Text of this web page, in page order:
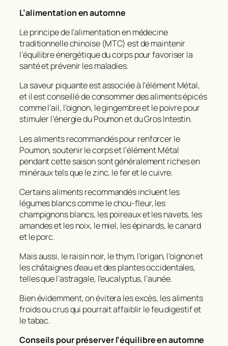
L’alimentation en automne
Le principe de l’alimentation en médecine
traditionnelle chinoise (MTC) est de maintenir
l’équilibre énergétique du corps pour favoriser la
santé et prévenir les maladies.
La saveur piquante est associée à l’élément Métal,
et il est conseillé de consommer des aliments épicés
comme l’ail, l’oignon, le gingembre et le poivre pour
stimuler l’énergie du Poumon et du Gros Intestin.
Les aliments recommandés pour renforcer le
Poumon, soutenir le corps et l’élément Métal
pendant cette saison sont généralement riches en
minéraux tels que le zinc, le fer et le cuivre.
Certains aliments recommandés incluent les
légumes blancs comme le chou-fleur, les
champignons blancs, les poireaux et les navets, les
amandes et les noix, le miel, les épinards, le canard
et le porc.
Mais aussi, le raisin noir, le thym, l’origan, l’oignon et
les châtaignes d’eau et des plantes occidentales,
telles que l’astragale, l’eucalyptus, l’aunée.
Bien évidemment, on évitera les excès, les aliments
froids ou crus qui pourrait affaiblir le feu digestif et
le tabac.
Conseils pour préserver l’équilibre en automne